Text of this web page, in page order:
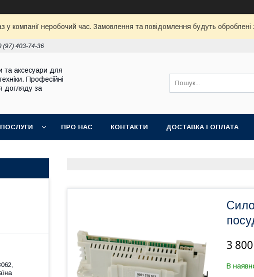
у компанії неробочий час. Замовлення та повідомлення будуть
(97) 403-74-36
та аксесуари для
Професійні
догляду за
ПРО НАС КОНТАКТИ ДОСТАВКА І ОПЛАТА
3
В